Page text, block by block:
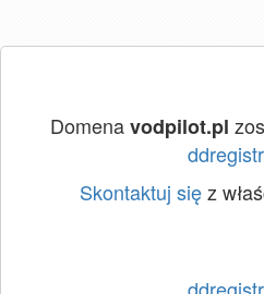
Domenavodpilot.pl
Skontaktuj sięz